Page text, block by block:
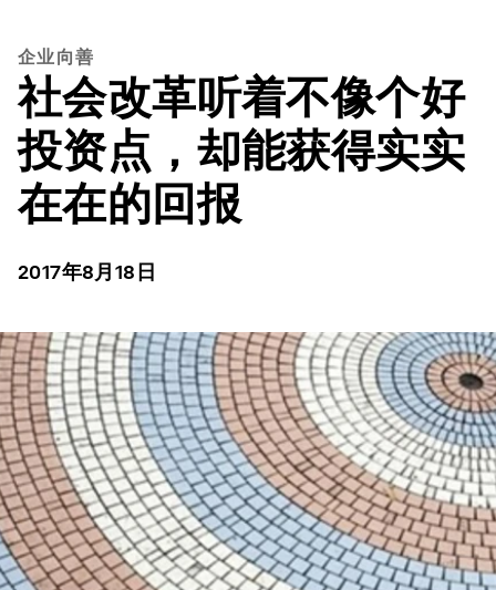
企业向善
社会改革听着不像个好
投资点，却能获得实实
在在的回报
2017年8月18日